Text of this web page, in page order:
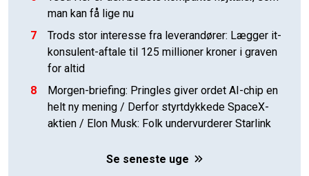
man kan få lige nu
7
Trods stor interesse fra leverandører: Lægger it-
konsulent-aftale til 125 millioner kroner i graven
for altid
8
Morgen-briefing: Pringles giver ordet AI-chip en
helt ny mening / Derfor styrtdykkede SpaceX-
aktien / Elon Musk: Folk undervurderer Starlink
Se seneste uge